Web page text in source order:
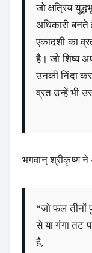
जो क्षत्रिय
अधिकारी बनते
एकादशी का
है। जो शिष्य
उनकी निंदा
व्रत उन्हें भी
भगवान् श्रीकृष्ण
“जो फल तीनों
से या गंगा तट
है,